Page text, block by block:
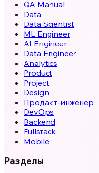
QA Manual
Data
Data Scientist
ML Engineer
AI Engineer
Data Engineer
Analytics
Product
Project
Design
Продакт-инженер
DevOps
Backend
Fullstack
Mobile
Разделы